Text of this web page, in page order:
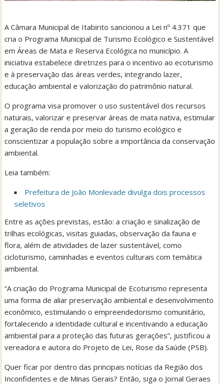
A Câmara Municipal de Itabirito sancionou a Lei nº 4.371 que
cria o Programa Municipal de Turismo Ecológico e Sustentável
em Áreas de Mata e Reserva Ecológica no município. A
iniciativa estabelece diretrizes para o incentivo ao ecoturismo
e à preservação das áreas verdes, integrando lazer,
educação ambiental e valorização do patrimônio natural.
O programa visa promover o uso sustentável dos recursos
naturais, valorizar e preservar áreas de mata nativa, estimular
a geração de renda por meio do turismo ecológico e
conscientizar a população sobre a importância da conservação
ambiental.
Leia também:
Prefeitura de João Monlevade divulga dois processos
seletivos
Entre as ações previstas, estão: a criação e sinalização de
trilhas ecológicas, visitas guiadas, observação da fauna e
flora, além de atividades de lazer sustentável, como
cicloturismo, caminhadas e eventos culturais com temática
ambiental.
“A criação do Programa Municipal de Ecoturismo representa
uma forma de aliar preservação ambiental e desenvolvimento
econômico, estimulando o empreendedorismo comunitário,
fortalecendo a identidade cultural e incentivando a educação
ambiental para a proteção das futuras gerações”, justificou a
vereadora e autora do Projeto de Lei, Rose da Saúde (PSB).
Quer ficar por dentro das principais notícias da Região dos
Inconfidentes e de Minas Gerais? Então, siga o Jornal Geraes